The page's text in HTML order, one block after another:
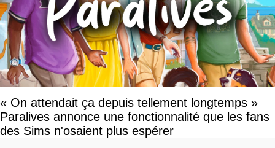
« On attendait ça depuis tellement longtemps »
Paralives annonce une fonctionnalité que les fans
des Sims n'osaient plus espérer